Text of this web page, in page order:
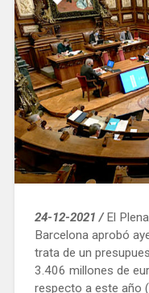
24-12-2021 /El
Barcelona aprobó
trata de un
3.406 millones de
respecto a este año